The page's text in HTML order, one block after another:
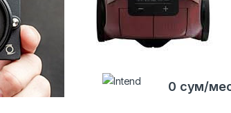
0 сум/